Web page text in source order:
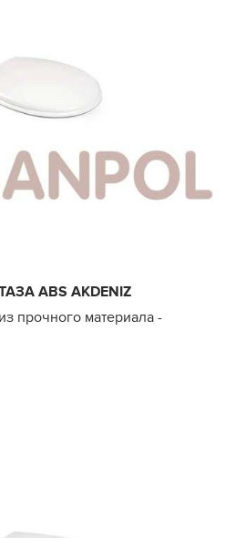
ABS AKDENIZ
прочного материала -